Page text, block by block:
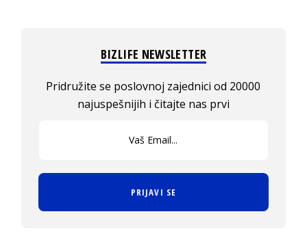
BIZLIFE NEWSLETTER
Pridružite se poslovnoj zajednici od 20000
najuspešnijih i čitajte nas prvi
PRIJAVI SE